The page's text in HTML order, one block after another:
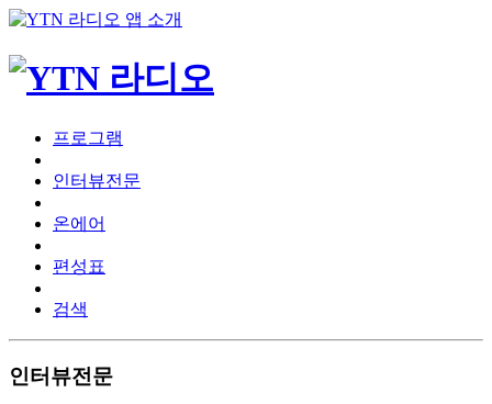
프로그램
인터뷰전문
온에어
편성표
검색
인터뷰전문